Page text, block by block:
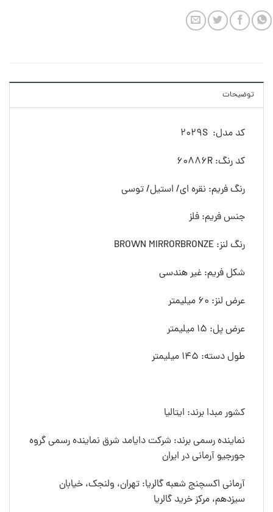
توضیحات
کد مدل: 2029S
کد رنگ: 60886R
رنگ فريم: نقره ای/ استیل/ توسی
جنس فريم: فلز
رنگ لنز: BROWN MIRRORBRONZE
شکل فريم: غیر هندسی
عرض لنز: 60 ميليمتر
عرض پل: 15 ميليمتر
طول دسته: 145 ميليمتر
کشور مبدا برند: ایتالیا
نماینده رسمی برند: شرکت دایامد شرق نماینده رسمی گروه
جورجیو آرمانی در ایران
آرمانی اکسچنج شعبه گالریا: تهران، ولنجک، خیابان
سیزدهم، مرکز خرید گالریا